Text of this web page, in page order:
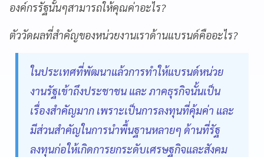
องค์กรรัฐนั้นๆสามารถให้คุณค่าอะไร?
ตัววัดผลที่สำคัญของหน่วยงานเราด้านแบรนด์คืออะไร?
ในประเทศที่พัฒนาแล้วการทำให้แบรนด์หน่วย
งานรัฐเข้าถึงประชาชน และ ภาคธุรกิจนั้นเป็น
เรื่องสำคัญมาก เพราะเป็นการลงทุนที่คุ้มค่า และ
มีส่วนสำคัญในการนำพื้นฐานหลายๆ ด้านที่รัฐ
ลงทุนก่อให้เกิดการยกระดับเศรษฐกิจและสังคม